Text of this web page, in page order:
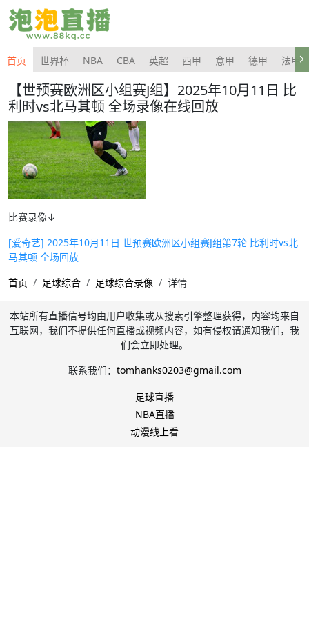
首页 世界杯 NBA CBA 英超 西甲 意甲 德甲 法甲
【世预赛欧洲区小组赛J组】2025年10月11日 比
利时vs北马其顿 全场录像在线回放
比赛录像↓
[爱奇艺] 2025年10月11日 世预赛欧洲区小组赛J组第7轮 比利时vs北
马其顿 全场回放
首页
足球综合 足球综合录像 详情
本站所有直播信号均由用户收集或从搜索引擎整理获得，内容均来自
互联网，我们不提供任何直播或视频内容，如有侵权请通知我们，我
们会立即处理。
联系我们： tomhanks0203@gmail.com
足球直播
NBA直播
动漫线上看